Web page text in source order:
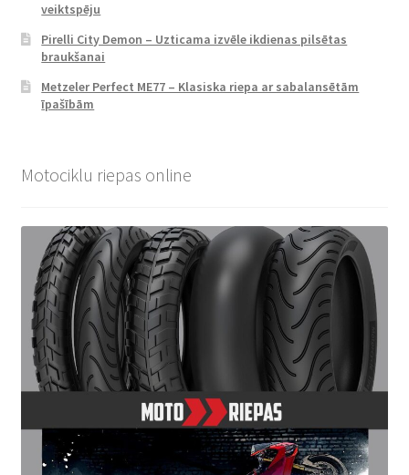
veiktspēju
Pirelli City Demon – Uzticama izvēle ikdienas pilsētas
braukšanai
Metzeler Perfect ME77 – Klasiska riepa ar sabalansētām
īpašībām
Motociklu riepas online